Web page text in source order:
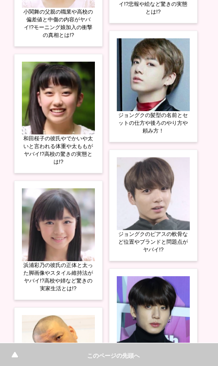
小関舞の父親の職業や高校の
偏差値と中傷の内容がヤバ
イ!?モーニング娘加入の衝撃
の真相とは!?
和田桜子の彼氏やでかいや太
いと言われる体重や太ももが
ヤバイ!?高校の驚きの実態と
は!?
浜浦彩乃の彼氏の正体と太っ
た脚画像やスタイル維持法が
ヤバイ!?高校や姉など驚きの
実家生活とは!?
イ!?悲報や絵など驚きの実態
とは!?
ジョングクの髪型の名前とセ
ットの仕方や後ろのやり方や
頼み方！
ジョングクのピアスの軟骨な
ど位置やブランドと問題点が
ヤバイ!?
ジョングクの鼻が整形のやり
すぎで小さくなった!?歯並び
このページの先頭へ